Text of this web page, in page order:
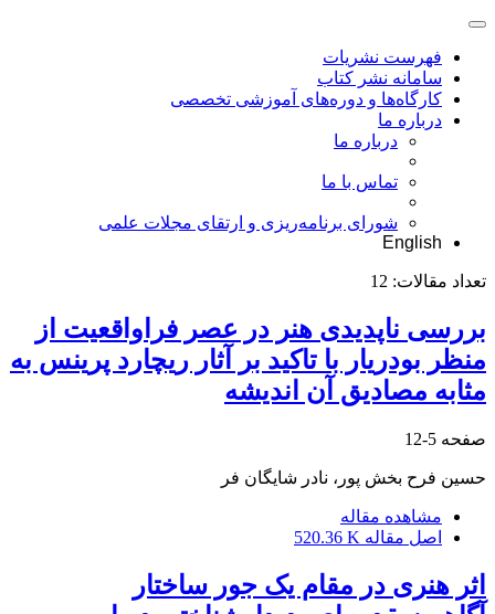
فهرست نشریات
سامانه نشر کتاب
کارگاه‌ها و دوره‌های آموزشی تخصصی
درباره ما
درباره ما
تماس با ما
شورای برنامه‌ریزی و ارتقای مجلات علمی
English
تعداد مقالات: 12
بررسی ناپدیدی هنر در عصر فراواقعیت از
منظر بودریار با تاکید بر آثار ریچارد پرینس به
مثابه مصادیق آن اندیشه
صفحه 5-12
حسین فرح بخش پور، نادر شایگان فر
مشاهده مقاله
اصل مقاله 520.36 K
اثر هنری در مقام یک جور ساختار